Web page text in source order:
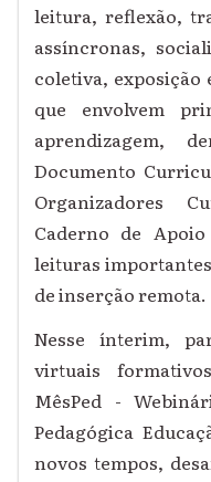
leitura, reflexão,
assíncronas,
coletiva, exposição
que envolvem
aprendizagem,
Documento
Organizadores
Caderno de
leituras
de inserção remota.
Nesse ínterim,
virtuais
MêsPed -
Pedagógica
novos tempos,